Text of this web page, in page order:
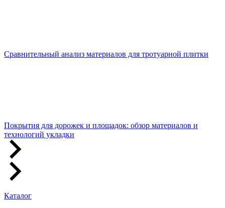
Сравнительный анализ материалов для тротуарной плитки
Покрытия для дорожек и площадок: обзор материалов и
технологий укладки
Каталог